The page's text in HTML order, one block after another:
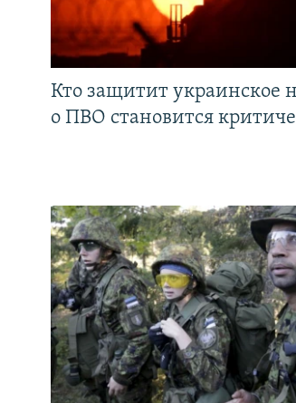
Кто защитит украинское
о ПВО становится